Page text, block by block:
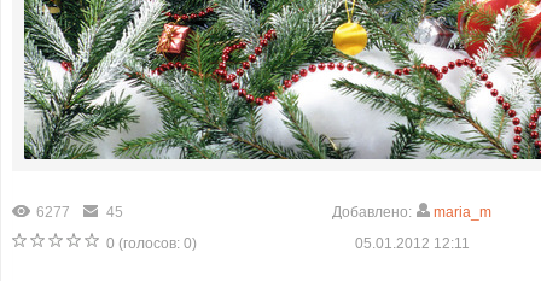
6277
45
0 (голосов: 0)
Добавлено:
maria_m
05.01.2012 12:11